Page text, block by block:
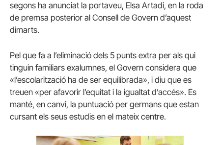
segons ha anunciat la portaveu, Elsa Artadi, en la roda
de premsa posterior al Consell de Govern d’aquest
dimarts.
Pel que fa a l’eliminació dels 5 punts extra per als qui
tinguin familiars exalumnes, el Govern considera que
«l’escolarització ha de ser equilibrada», i diu que es
treuen «per afavorir l’equitat i la igualtat d’accés». Es
manté, en canvi, la puntuació per germans que estan
cursant els seus estudis en el mateix centre.